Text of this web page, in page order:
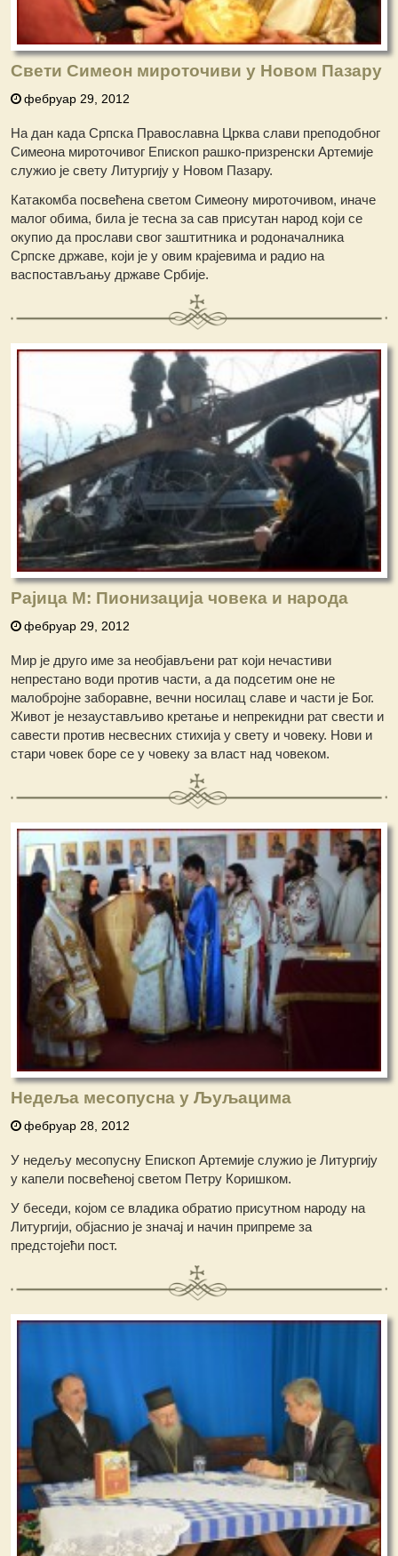
Свети Симеон мироточиви у Новом Пазару
фебруар 29, 2012
На дан када Српска Православна Црква слави преподобног
Симеона мироточивог Епископ рашко-призренски Артемије
служио је свету Литургију у Новом Пазару.
Катакомба посвећена светом Симеону мироточивом, иначе
малог обима, била је тесна за сав присутан народ који се
окупио да прослави свог заштитника и родоначалника
Српске државе, који је у овим крајевима и радио на
васпостављању државе Србије.
Рајица М: Пионизација човека и народа
фебруар 29, 2012
Мир је друго име за необјављени рат који нечастиви
непрестано води против части, а да подсетим оне не
малобројне заборавне, вечни носилац славе и части је Бог.
Живот је незаустављиво кретање и непрекидни рат свести и
савести против несвесних стихија у свету и човеку. Нови и
стари човек боре се у човеку за власт над човеком.
Недеља месопусна у Љуљацима
фебруар 28, 2012
У недељу месопусну Епископ Артемије служио је Литургију
у капели посвећеној светом Петру Коришком.
У беседи, којом се владика обратио присутном народу на
Литургији, објаснио је значај и начин припреме за
предстојећи пост.